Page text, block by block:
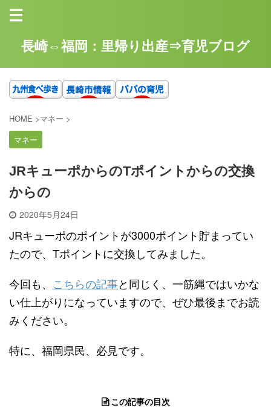
長崎⇔福岡：里帰り出産⇒育児ブログ
HOME >マネー >
マネー
JRキューポからのTポイントからの交換
からの
2020年5月24日
JRキューポのポイントが3000ポイント貯まってい
たので、Tポイントに交換してみました。
今回も、 こちらの記事と同じく、一筋縄ではいかな
い仕上がりになっていますので、ぜひ最後までお読
みください。
特に、福岡県民、必見です。
この記事の目次